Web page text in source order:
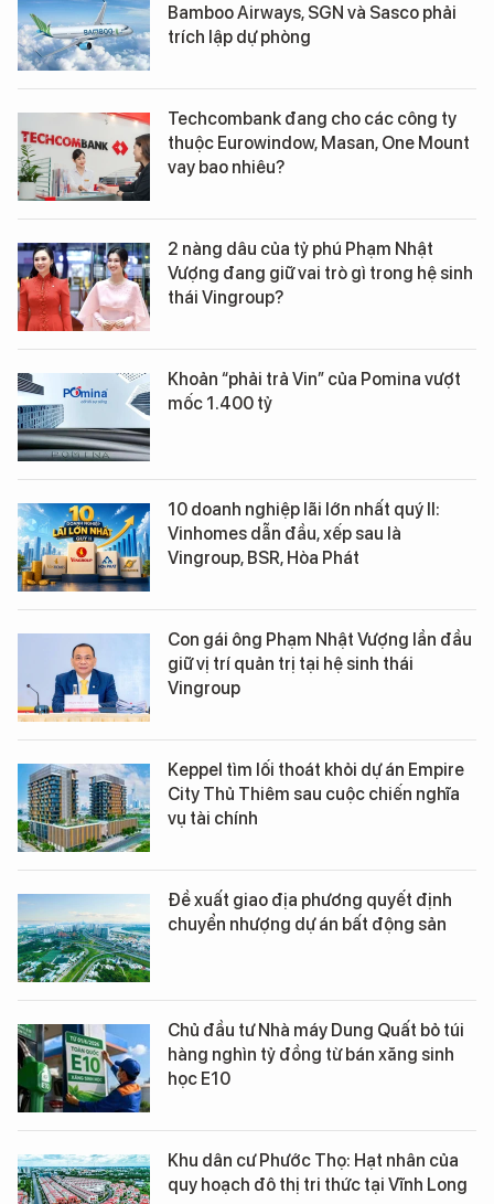
Bamboo Airways, SGN và Sasco phải
trích lập dự phòng
Techcombank đang cho các công ty
thuộc Eurowindow, Masan, One Mount
vay bao nhiêu?
2 nàng dâu của tỷ phú Phạm Nhật
Vượng đang giữ vai trò gì trong hệ sinh
thái Vingroup?
Khoản “phải trả Vin” của Pomina vượt
mốc 1.400 tỷ
10 doanh nghiệp lãi lớn nhất quý II:
Vinhomes dẫn đầu, xếp sau là
Vingroup, BSR, Hòa Phát
Con gái ông Phạm Nhật Vượng lần đầu
giữ vị trí quản trị tại hệ sinh thái
Vingroup
Keppel tìm lối thoát khỏi dự án Empire
City Thủ Thiêm sau cuộc chiến nghĩa
vụ tài chính
Đề xuất giao địa phương quyết định
chuyển nhượng dự án bất động sản
Chủ đầu tư Nhà máy Dung Quất bỏ túi
hàng nghìn tỷ đồng từ bán xăng sinh
học E10
Khu dân cư Phước Thọ: Hạt nhân của
quy hoạch đô thị tri thức tại Vĩnh Long